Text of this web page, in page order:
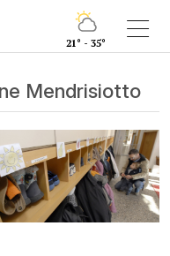
21° - 35°
Mendrisiotto